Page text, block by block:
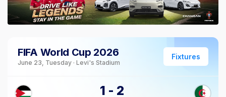
FIFA World Cup 2026
June 23, Tuesday · Levi's Stadium
Fixtures
1 - 2